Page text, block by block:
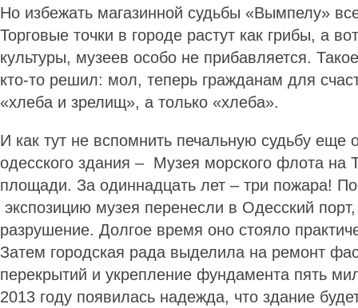
Но избежать магазинной судьбы «Вымпелу»
Торговые точки в городе растут как грибы, а
культуры, музеев особо не прибавляется.
кто-то решил: мол, теперь гражданам для
«хлеба и зрелищ», а только «хлеба».
И как тут не вспомнить печальную судьбу еще
одесского здания – Музея морского флота на
площади. За одиннадцать лет – три пожара!
экспозицию музея перенесли в Одесский
разрушение. Долгое время оно стояло
Затем городская рада выделила на ремонт
перекрытий и укрепление фундамента пять
2013 году появилась надежда, что здание